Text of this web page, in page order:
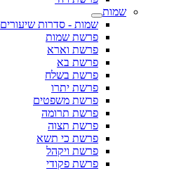
שמות
שמות - סדרות שיעורים
פרשת שמות
פרשת וארא
פרשת בא
פרשת בשלח
פרשת יתרו
פרשת משפטים
פרשת תרומה
פרשת תצוה
פרשת כי תשא
פרשת ויקהל
פרשת פקודי